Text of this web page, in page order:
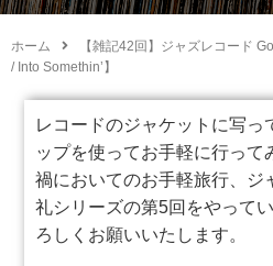
ホーム
【雑記42回】ジャズレコード
/ Into Somethin’】
レコードのジャケットに写っ
ップを使ってお手軽に行って
禍においてのお手軽旅行、ジ
礼シリーズの第5回をやって
ろしくお願いいたします。